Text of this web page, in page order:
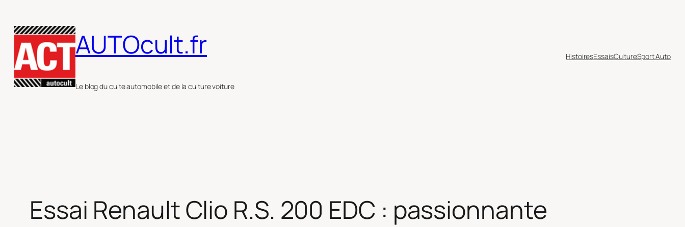
au
contenu
AUTOcult.fr
Le blog du culte automobile et de la culture voiture
HistoiresEssaisCultureSport Auto
Essai Renault Clio R.S. 200 EDC : passionnante